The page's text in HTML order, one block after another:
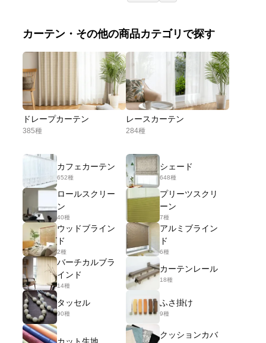
カーテン・その他の商品カテゴリで探す
ドレープカーテン
385種
レースカーテン
284種
カフェカーテン
652種
シェード
648種
ロールスクリー
ン
40種
プリーツスクリ
ーン
7種
ウッドブライン
ド
2種
アルミブライン
ド
6種
バーチカルブラ
インド
14種
カーテンレール
18種
タッセル
90種
ふさ掛け
9種
カット生地
クッションカバ